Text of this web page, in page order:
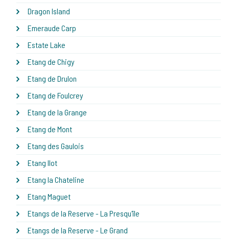
Dragon Island
Emeraude Carp
Estate Lake
Etang de Chigy
Etang de Drulon
Etang de Foulcrey
Etang de la Grange
Etang de Mont
Etang des Gaulois
Etang Ilot
Etang la Chateline
Etang Maguet
Etangs de la Reserve - La Presqu'île
Etangs de la Reserve - Le Grand